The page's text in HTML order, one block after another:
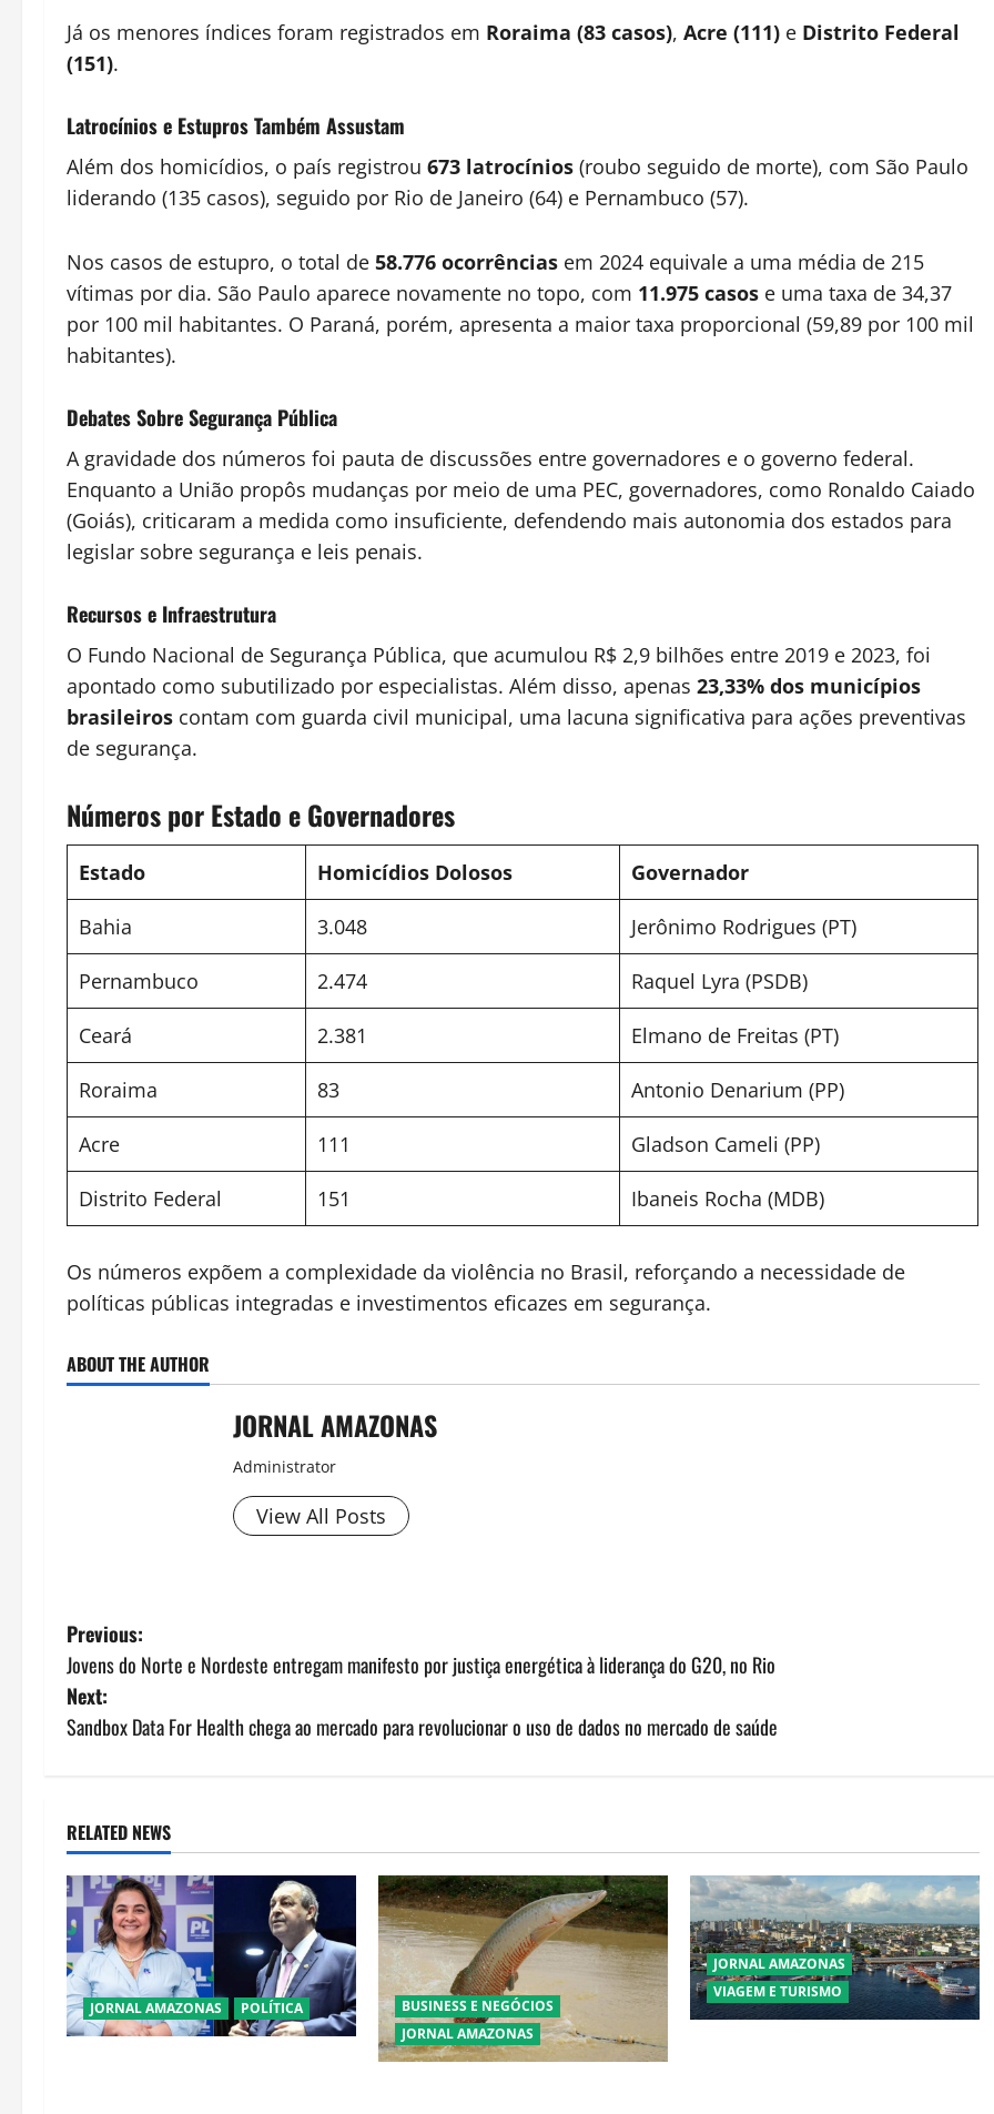
Já os menores índices foram registrados em Roraima (83 casos), Acre (111) e Distrito Federal
(151).
Latrocínios e Estupros Também Assustam
Além dos homicídios, o país registrou 673 latrocínios (roubo seguido de morte), com São Paulo
liderando (135 casos), seguido por Rio de Janeiro (64) e Pernambuco (57).
Nos casos de estupro, o total de 58.776 ocorrências em 2024 equivale a uma média de 215
vítimas por dia. São Paulo aparece novamente no topo, com 11.975 casos e uma taxa de 34,37
por 100 mil habitantes. O Paraná, porém, apresenta a maior taxa proporcional (59,89 por 100 mil
habitantes).
Debates Sobre Segurança Pública
A gravidade dos números foi pauta de discussões entre governadores e o governo federal.
Enquanto a União propôs mudanças por meio de uma PEC, governadores, como Ronaldo Caiado
(Goiás), criticaram a medida como insuficiente, defendendo mais autonomia dos estados para
legislar sobre segurança e leis penais.
Recursos e Infraestrutura
O Fundo Nacional de Segurança Pública, que acumulou R$ 2,9 bilhões entre 2019 e 2023, foi
apontado como subutilizado por especialistas. Além disso, apenas 23,33% dos municípios
brasileiros contam com guarda civil municipal, uma lacuna significativa para ações preventivas
de segurança.
Números por Estado e Governadores
Estado Homicídios Dolosos Governador
Bahia 3.048 Jerônimo Rodrigues (PT)
Pernambuco 2.474 Raquel Lyra (PSDB)
Ceará 2.381 Elmano de Freitas (PT)
Roraima 83 Antonio Denarium (PP)
Acre 111 Gladson Cameli (PP)
Distrito Federal 151 Ibaneis Rocha (MDB)
Os números expõem a complexidade da violência no Brasil, reforçando a necessidade de
políticas públicas integradas e investimentos eficazes em segurança.
ABOUT THE AUTHOR
JORNAL AMAZONAS
Administrator
View All Posts
P
o
s
n
a
v
i
g
Previous:
Jovens do Norte e Nordeste entregam manifesto por justiça energética à liderança do G20, no Rio
Next:
Sandbox Data For Health chega ao mercado para revolucionar o uso de dados no mercado de saúde
RELATED NEWS
JORNAL AMAZONAS POLÍTICA
BUSINESS E NEGÓCIOS
JORNAL AMAZONAS
JORNAL AMAZONAS
VIAGEM E TURISMO